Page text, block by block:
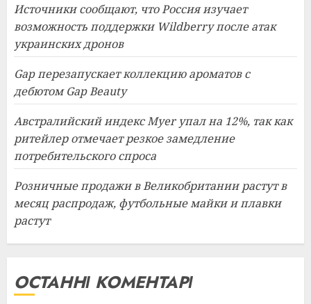
Источники сообщают, что Россия изучает
возможность поддержки Wildberry после атак
украинских дронов
Gap перезапускает коллекцию ароматов с
дебютом Gap Beauty
Австралийский индекс Myer упал на 12%, так как
ритейлер отмечает резкое замедление
потребительского спроса
Розничные продажи в Великобритании растут в
месяц распродаж, футбольные майки и плавки
растут
ОСТАННІ КОМЕНТАРІ